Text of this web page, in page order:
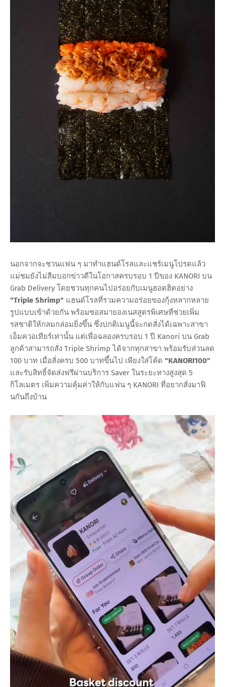
นอกจากจะชวนแฟน ๆ มาทำแฮนด์โรลและแชร์เมนูโปรดแล้ว
แม่ชมยังไม่ลืมบอกข่าวดีในโอกาสครบรอบ 1 ปีของ KANORI บน
Grab Delivery โดยชวนทุกคนไปอร่อยกับเมนูฮอตฮิตอย่าง
"Triple Shrimp" แฮนด์โรลที่รวมความอร่อยของกุ้งหลากหลาย
รูปแบบเข้าด้วยกัน พร้อมซอสมายองเนสสูตรพิเศษที่ช่วยเพิ่ม
รสชาติให้กลมกล่อมยิ่งขึ้น ซึ่งปกติเมนูนี้จะกดสั่งได้เฉพาะสาขา
เอ็มควอเทียร์เท่านั้น แต่เพื่อฉลองครบรอบ 1 ปี Kanori บน Grab
ลูกค้าสามารถสั่ง Triple Shrimp ได้จากทุกสาขา พร้อมรับส่วนลด
100 บาท เมื่อสั่งครบ 500 บาทขึ้นไป เพียงใส่โค้ด "KANORI100"
และรับสิทธิ์จัดส่งฟรีผ่านบริการ Saver ในระยะทางสูงสุด 5
กิโลเมตร เพิ่มความคุ้มค่าให้กับแฟน ๆ KANORI ที่อยากสั่งมาฟิ
นกันถึงบ้าน